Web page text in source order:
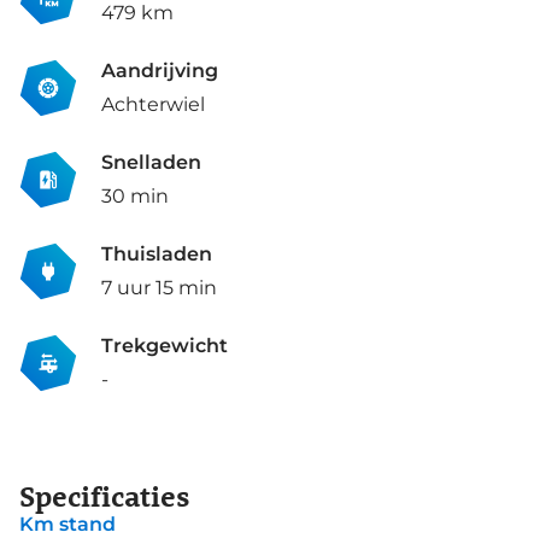
479 km
Aandrijving
Achterwiel
Snelladen
30 min
Thuisladen
7 uur 15 min
Trekgewicht
-
Specificaties
Km stand